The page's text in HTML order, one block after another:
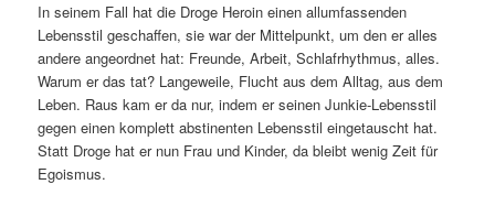
In seinem Fall hat die Droge Heroin einen allumfassenden
Lebensstil geschaffen, sie war der Mittelpunkt, um den er alles
andere angeordnet hat: Freunde, Arbeit, Schlafrhythmus, alles.
Warum er das tat? Langeweile, Flucht aus dem Alltag, aus dem
Leben. Raus kam er da nur, indem er seinen Junkie-Lebensstil
gegen einen komplett abstinenten Lebensstil eingetauscht hat.
Statt Droge hat er nun Frau und Kinder, da bleibt wenig Zeit für
Egoismus.